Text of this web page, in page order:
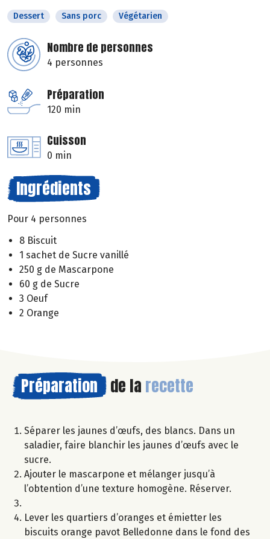
Dessert Sans porc Végétarien
Nombre de personnes
4 personnes
Préparation
120 min
Cuisson
0 min
Ingrédients
Pour 4 personnes
8 Biscuit
1 sachet de Sucre vanillé
250 g de Mascarpone
60 g de Sucre
3 Oeuf
2 Orange
Préparation de la recette
Séparer les jaunes d’œufs, des blancs. Dans un
saladier, faire blanchir les jaunes d’œufs avec le
sucre.
Ajouter le mascarpone et mélanger jusqu’à
l’obtention d’une texture homogène. Réserver.
Lever les quartiers d’oranges et émietter les
biscuits orange pavot Belledonne dans le fond des